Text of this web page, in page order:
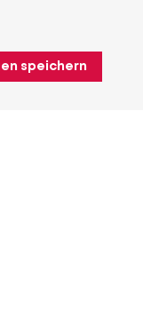
speichern